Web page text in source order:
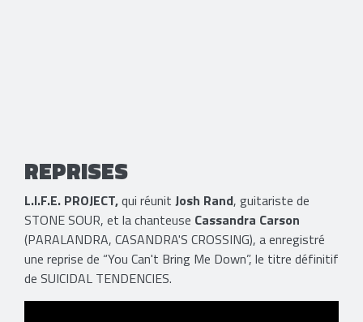
REPRISES
L.I.F.E. PROJECT,qui réunit Josh Rand, guitariste de
STONE SOUR, et la chanteuse Cassandra Carson
(PARALANDRA, CASANDRA'S CROSSING), a enregistré
une reprise de “You Can't Bring Me Down”, le titre définitif
de SUICIDAL TENDENCIES.